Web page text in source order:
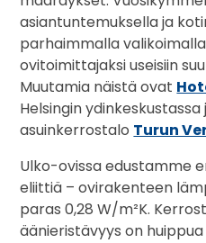
asiantuntemuksella ja
parhaimmalla
ovitoimittajaksi useisiin
Muutamia näistä ovat
Helsingin
asuinkerrostalo Turun
Ulko-ovissa edustamme
eliittiä – ovirakenteen
paras 0,28 W/m²K.
äänieristävyys on huippua